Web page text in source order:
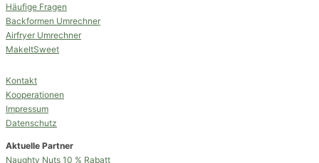
Häufige Fragen
Backformen Umrechner
Airfryer Umrechner
MakeItSweet
Kontakt
Kooperationen
Impressum
Datenschutz
Aktuelle Partner
Naughty Nuts 10 % Rabatt